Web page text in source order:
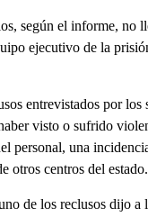
según el informe, no
ejecutivo de la
entrevistados por los
visto o sufrido
personal, una
otros centros del estado.
de los reclusos dijo a